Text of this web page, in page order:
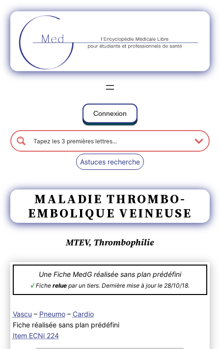
Connexion
Astuces recherche
MALADIE THROMBO-
EMBOLIQUE VEINEUSE
MTEV, Thrombophilie
Une Fiche MedG réalisée sans plan prédéfini
√ Fiche relue par un tiers. Dernière mise à jour le 28/10/18.
Vascu – Pneumo– Cardio
Fiche réalisée sans plan prédéfini
Item ECNi 224